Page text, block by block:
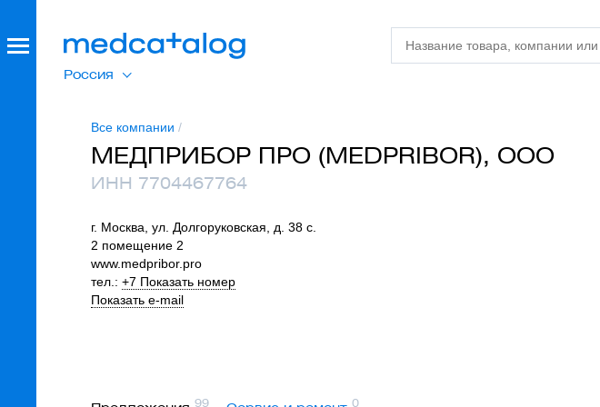
Россия
Все компании /
МЕДПРИБОР ПРО (MEDPRIBOR), ООО
ИНН 7704467764
г. Москва, ул. Долгоруковская, д. 38 с.
2 помещение 2
www.medpribor.pro
тел.: +7 Показать номер
Показать e-mail
99 0